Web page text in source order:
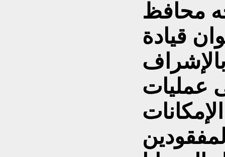
محافظ
قيادة
عمليات